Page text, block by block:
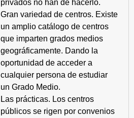
privados no han de hacerlo.
Gran variedad de centros. Existe
un amplio catálogo de centros
que imparten grados medios
geográficamente. Dando la
oportunidad de acceder a
cualquier persona de estudiar
un Grado Medio.
Las prácticas. Los centros
públicos se rigen por convenios